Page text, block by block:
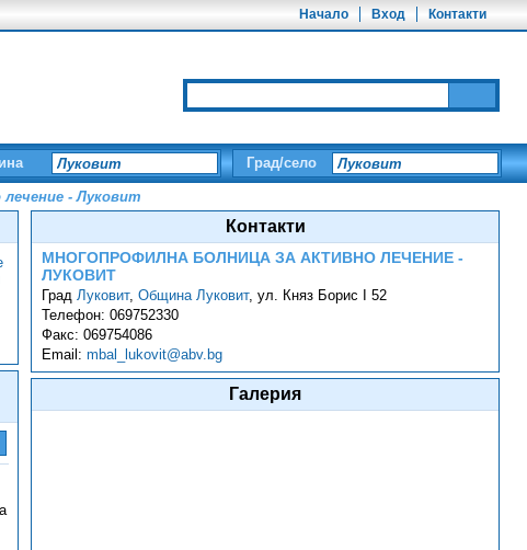
Начало Вход Контакти
Град/село
- Луковит
Контакти
МНОГОПРОФИЛНА БОЛНИЦА ЗА АКТИВНО ЛЕЧЕНИЕ -
ЛУКОВИТ
Град Луковит, Община Луковит, ул. Княз Борис І 52
Телефон: 069752330
Факс: 069754086
Email: mbal_lukovit@abv.bg
Галерия